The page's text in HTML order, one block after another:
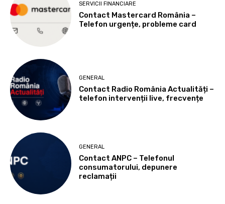
SERVICII FINANCIARE
Contact Mastercard România –
Telefon urgențe, probleme card
GENERAL
Contact Radio România Actualități –
telefon intervenții live, frecvențe
GENERAL
Contact ANPC – Telefonul
consumatorului, depunere
reclamații